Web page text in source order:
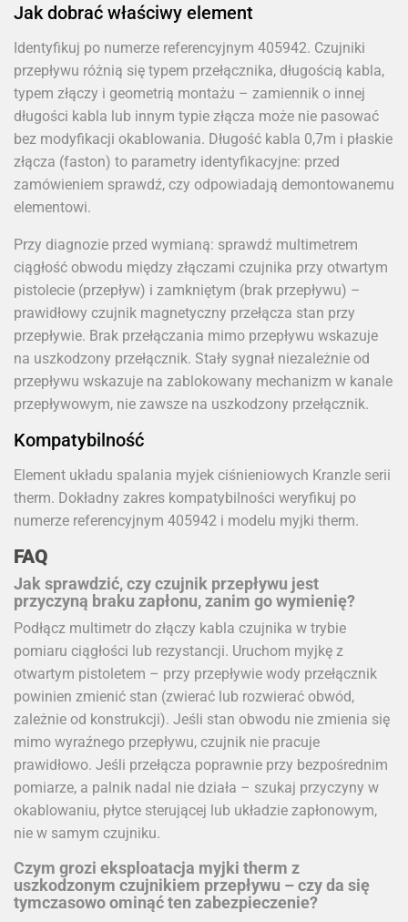
Jak dobrać właściwy element
Identyfikuj po numerze referencyjnym 405942. Czujniki
przepływu różnią się typem przełącznika, długością kabla,
typem złączy i geometrią montażu – zamiennik o innej
długości kabla lub innym typie złącza może nie pasować
bez modyfikacji okablowania. Długość kabla 0,7m i płaskie
złącza (faston) to parametry identyfikacyjne: przed
zamówieniem sprawdź, czy odpowiadają demontowanemu
elementowi.
Przy diagnozie przed wymianą: sprawdź multimetrem
ciągłość obwodu między złączami czujnika przy otwartym
pistolecie (przepływ) i zamkniętym (brak przepływu) –
prawidłowy czujnik magnetyczny przełącza stan przy
przepływie. Brak przełączania mimo przepływu wskazuje
na uszkodzony przełącznik. Stały sygnał niezależnie od
przepływu wskazuje na zablokowany mechanizm w kanale
przepływowym, nie zawsze na uszkodzony przełącznik.
Kompatybilność
Element układu spalania myjek ciśnieniowych Kranzle serii
therm. Dokładny zakres kompatybilności weryfikuj po
numerze referencyjnym 405942 i modelu myjki therm.
FAQ
Jak sprawdzić, czy czujnik przepływu jest
przyczyną braku zapłonu, zanim go wymienię?
Podłącz multimetr do złączy kabla czujnika w trybie
pomiaru ciągłości lub rezystancji. Uruchom myjkę z
otwartym pistoletem – przy przepływie wody przełącznik
powinien zmienić stan (zwierać lub rozwierać obwód,
zależnie od konstrukcji). Jeśli stan obwodu nie zmienia się
mimo wyraźnego przepływu, czujnik nie pracuje
prawidłowo. Jeśli przełącza poprawnie przy bezpośrednim
pomiarze, a palnik nadal nie działa – szukaj przyczyny w
okablowaniu, płytce sterującej lub układzie zapłonowym,
nie w samym czujniku.
Czym grozi eksploatacja myjki therm z
uszkodzonym czujnikiem przepływu – czy da się
tymczasowo ominąć ten zabezpieczenie?